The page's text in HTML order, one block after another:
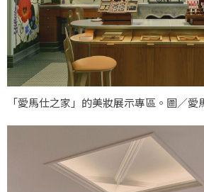
「愛馬仕之家」的美妝展示專區。圖／愛